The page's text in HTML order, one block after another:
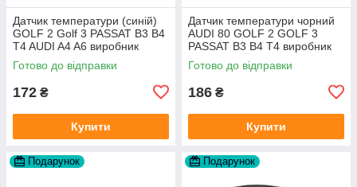
Датчик температури (синій)
GOLF 2 Golf 3 PASSAT B3 B4
T4 AUDI A4 A6 виробник
Topran Німеччина
Готово до відправки
172 ₴
Купити
Датчик температури чорний
AUDI 80 GOLF 2 GOLF 3
PASSAT B3 B4 T4 виробник
TOPRAN Німеччина
Готово до відправки
186 ₴
Купити
Подарунок Подарунок